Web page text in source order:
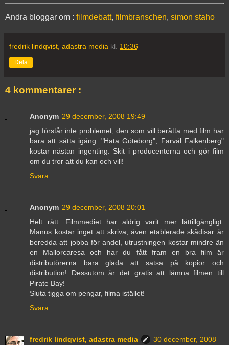
Andra bloggar om : filmdebatt, filmbranschen, simon staho
fredrik lindqvist, adastra media kl. 10:36
Dela
4 kommentarer :
Anonym 29 december, 2008 19:49
jag förstår inte problemet; den som vill berätta med film har
bara att sätta igång. "Hata Göteborg", Farväl Falkenberg"
kostar nästan ingenting. Skit i producenterna och gör film
om du tror att du kan och vill!
Svara
Anonym 29 december, 2008 20:01
Helt rätt. Filmmediet har aldrig varit mer lättillgängligt.
Manus kostar inget att skriva, även etablerade skådisar är
beredda att jobba för andel, utrustningen kostar mindre än
en Mallorcaresa och har du fått fram en bra film är
distributörerna bara glada att satsa på kopior och
distribution! Dessutom är det gratis att lämna filmen till
Pirate Bay!
Sluta tigga om pengar, filma istället!
Svara
fredrik lindqvist, adastra media
30 december, 2008